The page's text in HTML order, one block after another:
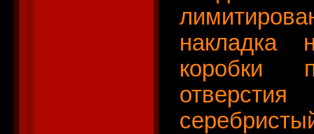
накладка
коробки